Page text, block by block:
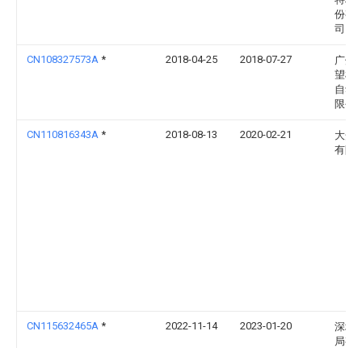
份有
司
CN108327573A * 2018-04-25 2018-07-27
广州
望机
自动
限公
CN110816343A * 2018-08-13 2020-02-21
大众
有限
CN115632465A * 2022-11-14 2023-01-20
深圳
局有